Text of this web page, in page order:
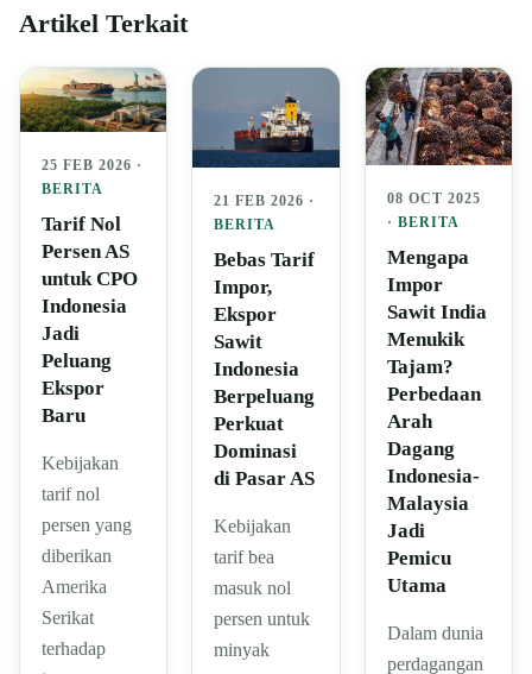
Artikel Terkait
25 FEB 2026 ·
BERITA
Tarif Nol
Persen AS
untuk CPO
Indonesia
Jadi
Peluang
Ekspor
Baru
Kebijakan
tarif nol
persen yang
diberikan
Amerika
Serikat
terhadap
21 FEB 2026 ·
BERITA
Bebas Tarif
Impor,
Ekspor
Sawit
Indonesia
Berpeluang
Perkuat
Dominasi
di Pasar AS
Kebijakan
tarif bea
masuk nol
persen untuk
minyak
08 OCT 2025
· BERITA
Mengapa
Impor
Sawit India
Menukik
Tajam?
Perbedaan
Arah
Dagang
Indonesia-
Malaysia
Jadi
Pemicu
Utama
Dalam dunia
perdagangan